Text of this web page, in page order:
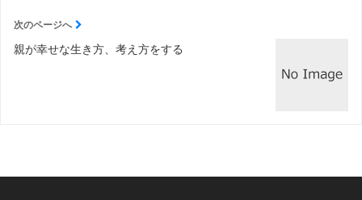
次のページへ
親が幸せな生き方、考え方をする